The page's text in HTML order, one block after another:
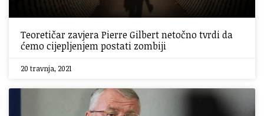
Teoretičar zavjera Pierre Gilbert netočno tvrdi da
ćemo cijepljenjem postati zombiji
20 travnja, 2021